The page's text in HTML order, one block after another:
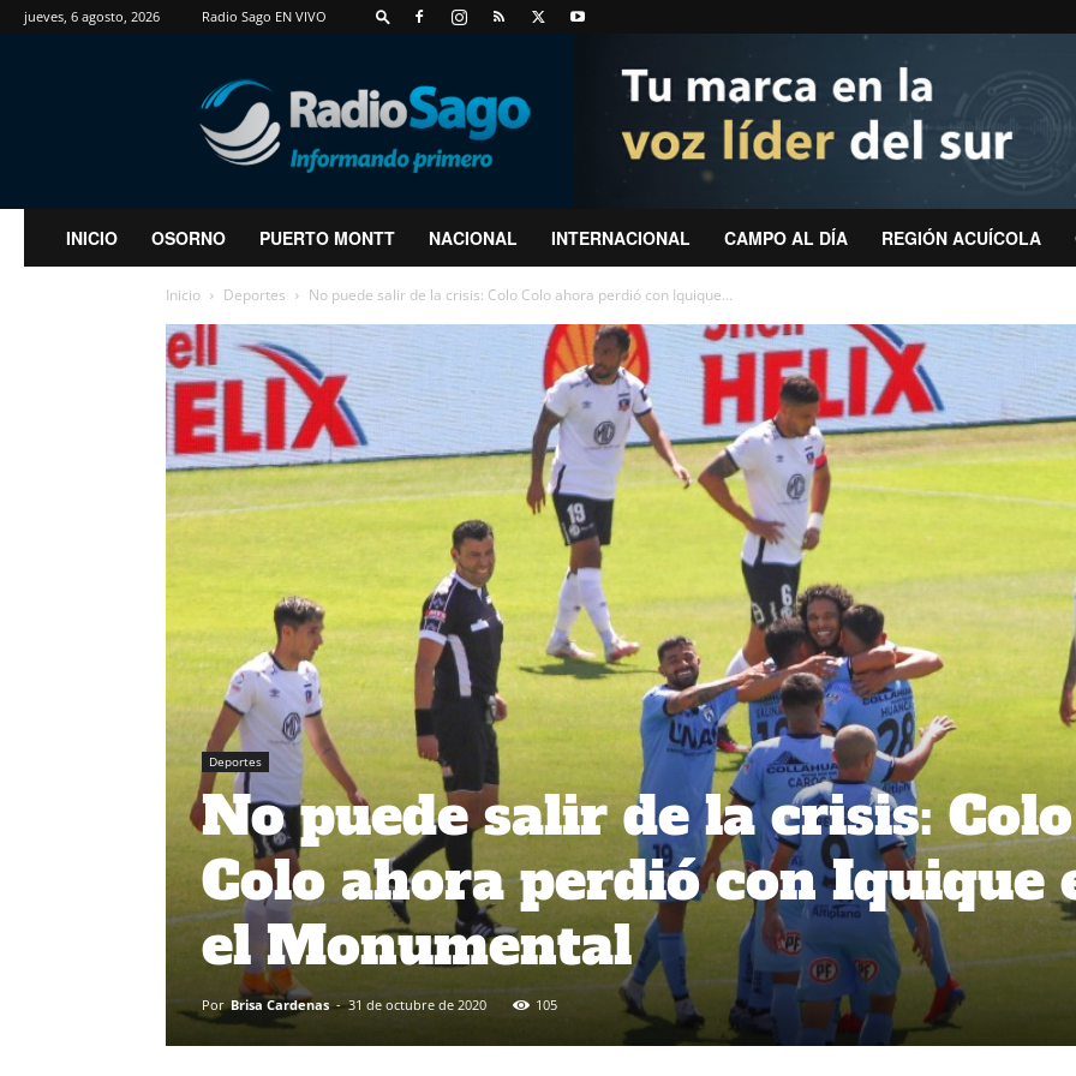
jueves, 6 agosto, 2026 Radio Sago EN VIVO
RadioSago
INICIO OSORNO PUERTO MONTT NACIONAL INTERNACIONAL CAMPO AL DÍA REGIÓN ACUÍCOLA
Inicio Deportes No puede salir de la crisis: Colo Colo ahora perdió con Iquique...
Deportes
No puede salir de la crisis: Colo
Colo ahora perdió con Iquique
el Monumental
Por Brisa Cardenas - 31 de octubre de 2020 105